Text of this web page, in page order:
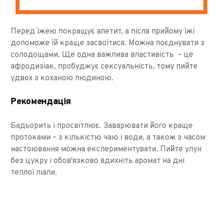
Перед їжею покращує апетит, а після прийому їжі
допоможе їй краще засвоїтися. Можна поєднувати з
солодощами. Ще одна важлива властивість – це
афродизіак, пробуджує сексуальність, тому пийте
удвох з коханою людиною.
Рекомендація
Бадьорить і просвітлює. Заварювати його краще
протоками – з кількістю чаю і води, а також з часом
настоювання можна експериментувати. Пийте улун
без цукру і обов'язково вдихніть аромат на дні
теплої піали.